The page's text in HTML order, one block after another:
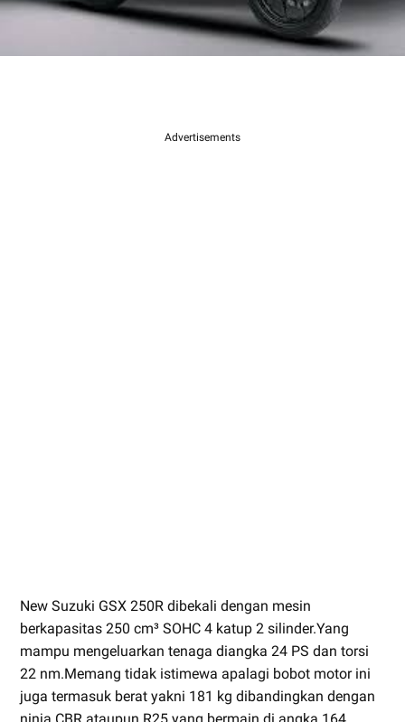
Advertisements
New Suzuki GSX 250R dibekali dengan mesin
berkapasitas 250 cm³ SOHC 4 katup 2 silinder.Yang
mampu mengeluarkan tenaga diangka 24 PS dan torsi
22 nm.Memang tidak istimewa apalagi bobot motor ini
juga termasuk berat yakni 181 kg dibandingkan dengan